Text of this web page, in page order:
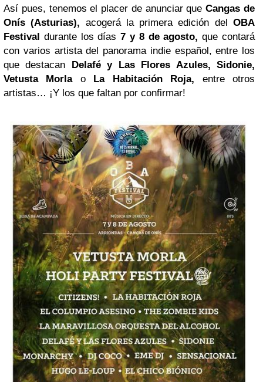
Así pues, tenemos el placer de anunciar queCangas de
Onís (Asturias), acogerá la primera edición delOBA
Festival durante los días7 y 8 de agosto,que contará
con varios artista del panorama indie español, entre los
que destacan Delafé y Las Flores Azules, Sidonie,
Vetusta Morla o La Habitación Roja, entre otros
artistas… ¡Y los que faltan por confirmar!